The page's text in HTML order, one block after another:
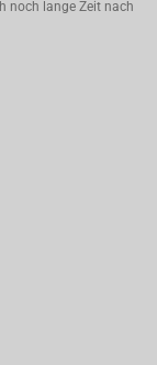
noch lange Zeit nach